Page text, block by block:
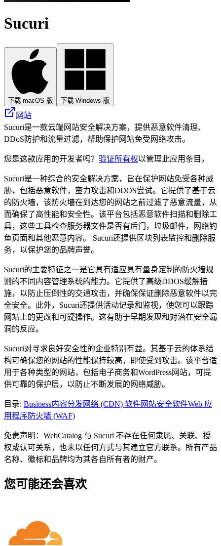
Sucuri
下载 macOS 版 下载 Windows 版
网站
Sucuri是一款云端网站安全解决方案，提供恶意软件清理、
DDoS防护和流量过滤，帮助保护网站免受网络攻击。
您是这款应用的开发者吗？ 验证所有权以管理此应用条目。
Sucuri是一种综合的安全解决方案，旨在保护网站免受各种威
胁，包括恶意软件，蛮力攻击和DDOS尝试。它提供了基于云
的防火墙，该防火墙在到达您的网站之前过滤了恶意流量，从
而确保了高性能和安全性。该平台包括恶意软件扫描和删除工
具，这些工具检查服务器文件是否有后门，垃圾邮件，网络钓
鱼页面和其他恶意内容。 Sucuri还提供区块列表监控和删除服
务，以保护您的品牌声誉。
Sucuri的主要特征之一是它具有适应具有量身定制的防火墙规
则的不同内容管理系统的能力。它提供了高级DDOS缓解措
施，以防止压倒性的交通攻击，并确保保证删除恶意软件以完
全安全。此外，Sucuri还提供活动记录和监视，使您可以跟踪
网站上的更改和可疑操作。这有助于早期发现和对潜在安全漏
洞的反应。
Sucuri对寻求良好安全性的企业特别有益。其基于云的体系结
构可确保您的网站的性能保持较高，即使受到攻击。该平台适
用于各种类型的网站，包括电子商务和WordPress网站，可提
供可靠的保护层，以防止不断发展的网络威胁。
目录: Business内容分发网络 (CDN) 软件网站安全软件Web 应
用程序防火墙 (WAF)
免责声明：WebCatalog 与 Sucuri 不存在任何隶属、关联、授
权或认可关系，也未以任何方式与其建立官方联系。所有产品
名称、徽标和品牌均为其各自所有者的财产。
您可能还会喜欢